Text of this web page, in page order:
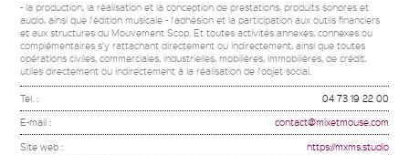
- la production, la réalisation et la conception de prestations, produits sonores et
audio, ainsi que l'édition musicale - l'adhésion et la participation aux outils financiers
et aux structures du Mouvement Scop. Et toutes activités annexes, connexes ou
complémentaires s'y rattachant directement ou indirectement, ainsi que toutes
opérations civiles, commerciales, industrielles, mobilières, immobilières, de crédit,
utiles directement ou indirectement à la réalisation de l'objet social.
Tel. : 04 73 19 22 00
E-mail : contact@mixetmouse.com
Site web : https://mxms.studio